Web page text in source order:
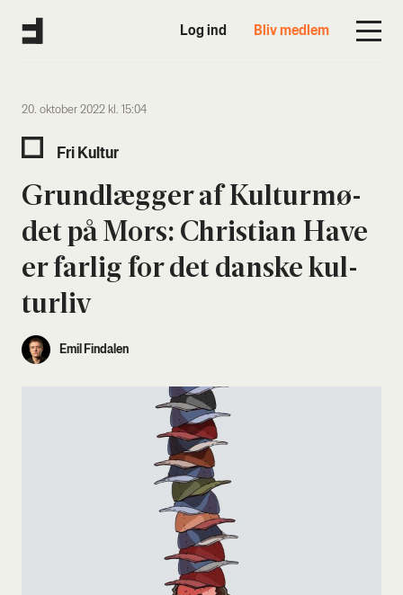
Log ind Bliv medlem
20. oktober 2022 kl. 15:04
Fri Kul­tur
Grund­læg­ger af Kul­tur­mø­
det på Mors: Chri­sti­an Have
er far­lig for det dan­ske kul­
tur­liv
Emil Findalen